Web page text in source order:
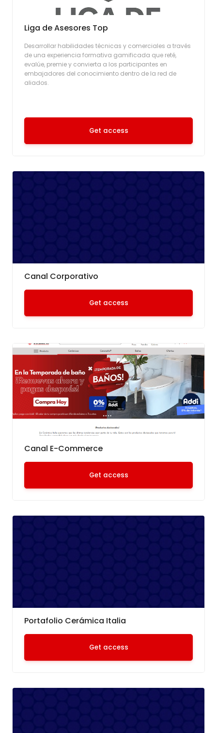
Liga de Asesores Top
Desarrollar habilidades técnicas y comerciales a través
de una experiencia formativa gamificada que reté,
evalúe, premie y convierta a los participantes en
embajadores del conocimiento dentro de la red de
aliados.
Get access
Canal Corporativo
Get access
Canal E-Commerce
Get access
Portafolio Cerámica Italia
Get access